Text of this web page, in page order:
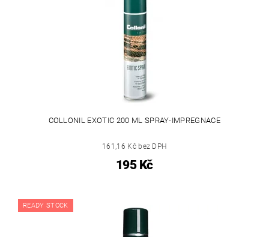
COLLONIL EXOTIC 200 ML SPRAY-IMPREGNACE
161,16 Kč bez DPH
195 Kč
READY STOCK